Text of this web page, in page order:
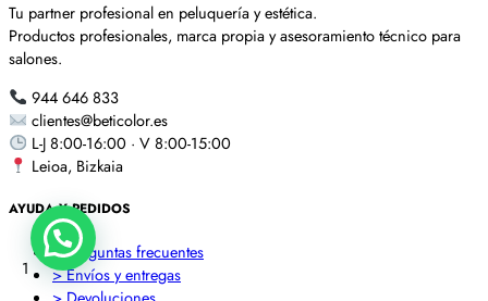
Tu partner profesional en peluquería y estética.
Productos profesionales, marca propia y asesoramiento técnico para
salones.
944 646 833
clientes@beticolor.es
L-J 8:00-16:00 · V 8:00-15:00
Leioa, Bizkaia
AYUDA Y PEDIDOS
> Preguntas frecuentes
> Envíos y entregas
1